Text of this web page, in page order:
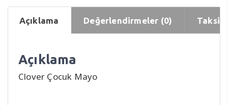
Açıklama Değerlendirmeler (0) Taksit
Açıklama
Clover Çocuk Mayo